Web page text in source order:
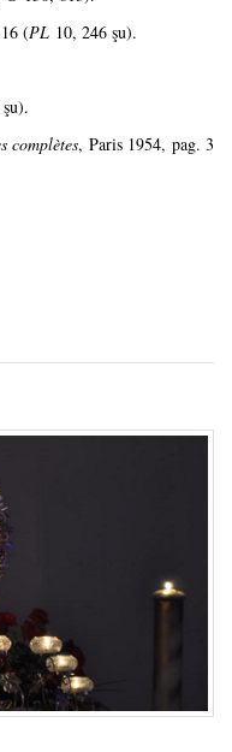
(PL 10, 246 şu).
complètes, Paris 1954, pag. 3